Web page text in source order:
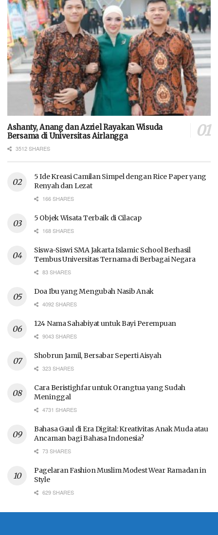
Ashanty, Anang dan Azriel Rayakan Wisuda
Bersama di Universitas Airlangga
3512 SHARES
5 Ide Kreasi Camilan Simpel dengan Rice Paper yang
Renyah dan Lezat
166 SHARES
5 Objek Wisata Terbaik di Cilacap
168 SHARES
Siswa-Siswi SMA Jakarta Islamic School Berhasil
Tembus Universitas Ternama di Berbagai Negara
83 SHARES
Doa Ibu yang Mengubah Nasib Anak
4092 SHARES
124 Nama Sahabiyat untuk Bayi Perempuan
9043 SHARES
Shobrun Jamil, Bersabar Seperti Aisyah
323 SHARES
Cara Beristighfar untuk Orangtua yang Sudah
Meninggal
4731 SHARES
Bahasa Gaul di Era Digital: Kreativitas Anak Muda atau
Ancaman bagi Bahasa Indonesia?
73 SHARES
Pagelaran Fashion Muslim Modest Wear Ramadan in
Style
629 SHARES